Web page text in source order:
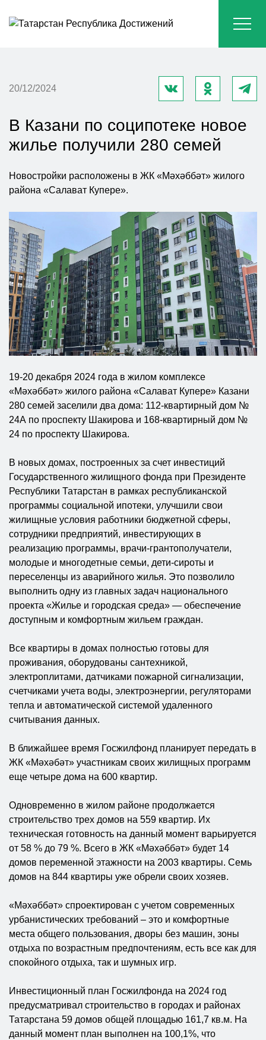
20/12/2024
В Казани по соципотеке новое
жилье получили 280 семей
Новостройки расположены в ЖК «Мәхәббәт» жилого
района «Салават Купере».
19-20 декабря 2024 года в жилом комплексе
«Мәхәббәт» жилого района «Салават Купере» Казани
280 семей заселили два дома: 112-квартирный дом №
24А по проспекту Шакирова и 168-квартирный дом №
24 по проспекту Шакирова.
В новых домах, построенных за счет инвестиций
Государственного жилищного фонда при Президенте
Республики Татарстан в рамках республиканской
программы социальной ипотеки, улучшили свои
жилищные условия работники бюджетной сферы,
сотрудники предприятий, инвестирующих в
реализацию программы, врачи-грантополучатели,
молодые и многодетные семьи, дети-сироты и
переселенцы из аварийного жилья. Это позволило
выполнить одну из главных задач национального
проекта «Жилье и городская среда» — обеспечение
доступным и комфортным жильем граждан.
Все квартиры в домах полностью готовы для
проживания, оборудованы сантехникой,
электроплитами, датчиками пожарной сигнализации,
счетчиками учета воды, электроэнергии, регуляторами
тепла и автоматической системой удаленного
считывания данных.
В ближайшее время Госжилфонд планирует передать в
ЖК «Мәхәбәт» участникам своих жилищных программ
еще четыре дома на 600 квартир.
Одновременно в жилом районе продолжается
строительство трех домов на 559 квартир. Их
техническая готовность на данный момент варьируется
от 58 % до 79 %. Всего в ЖК «Мәхәббәт» будет 14
домов переменной этажности на 2003 квартиры. Семь
домов на 844 квартиры уже обрели своих хозяев.
«Мәхәббәт» спроектирован с учетом современных
урбанистических требований – это и комфортные
места общего пользования, дворы без машин, зоны
отдыха по возрастным предпочтениям, есть все как для
спокойного отдыха, так и шумных игр.
Инвестиционный план Госжилфонда на 2024 год
предусматривал строительство в городах и районах
Татарстана 59 домов общей площадью 161,7 кв.м. На
данный момент план выполнен на 100,1%, что